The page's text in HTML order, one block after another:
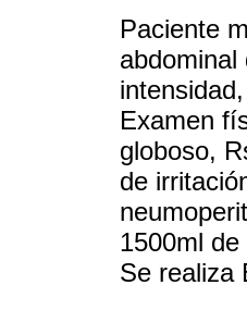
Paciente
abdominal
Examen
globoso,
de
1500ml
Se realiza